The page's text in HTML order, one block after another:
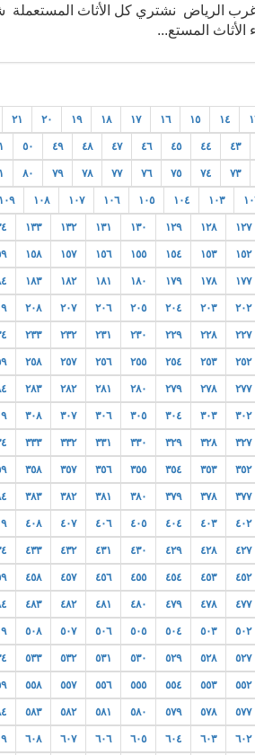
الرياض نشتري كل الأثاث المستعملة
المستع...
١٤ ١٥ ١٦ ١٧ ١٨ ١٩ ٢٠ ٢١
٤٣ ٤٤ ٤٥ ٤٦ ٤٧ ٤٨ ٤٩ ٥٠
٧٣ ٧٤ ٧٥ ٧٦ ٧٧ ٧٨ ٧٩ ٨٠
١٠٣ ١٠٤ ١٠٥ ١٠٦ ١٠٧ ١٠٨ ١٠٩
١٢٧ ١٢٨ ١٢٩ ١٣٠ ١٣١ ١٣٢ ١٣٣
١٥٢ ١٥٣ ١٥٤ ١٥٥ ١٥٦ ١٥٧ ١٥٨
١٧٧ ١٧٨ ١٧٩ ١٨٠ ١٨١ ١٨٢ ١٨٣
٢٠٢ ٢٠٣ ٢٠٤ ٢٠٥ ٢٠٦ ٢٠٧ ٢٠٨
٢٢٧ ٢٢٨ ٢٢٩ ٢٣٠ ٢٣١ ٢٣٢ ٢٣٣
٢٥٢ ٢٥٣ ٢٥٤ ٢٥٥ ٢٥٦ ٢٥٧ ٢٥٨
٢٧٧ ٢٧٨ ٢٧٩ ٢٨٠ ٢٨١ ٢٨٢ ٢٨٣
٣٠٢ ٣٠٣ ٣٠٤ ٣٠٥ ٣٠٦ ٣٠٧ ٣٠٨
٣٢٧ ٣٢٨ ٣٢٩ ٣٣٠ ٣٣١ ٣٣٢ ٣٣٣
٣٥٢ ٣٥٣ ٣٥٤ ٣٥٥ ٣٥٦ ٣٥٧ ٣٥٨
٣٧٧ ٣٧٨ ٣٧٩ ٣٨٠ ٣٨١ ٣٨٢ ٣٨٣
٤٠٢ ٤٠٣ ٤٠٤ ٤٠٥ ٤٠٦ ٤٠٧ ٤٠٨
٤٢٧ ٤٢٨ ٤٢٩ ٤٣٠ ٤٣١ ٤٣٢ ٤٣٣
٤٥٢ ٤٥٣ ٤٥٤ ٤٥٥ ٤٥٦ ٤٥٧ ٤٥٨
٤٧٧ ٤٧٨ ٤٧٩ ٤٨٠ ٤٨١ ٤٨٢ ٤٨٣
٥٠٢ ٥٠٣ ٥٠٤ ٥٠٥ ٥٠٦ ٥٠٧ ٥٠٨
٥٢٧ ٥٢٨ ٥٢٩ ٥٣٠ ٥٣١ ٥٣٢ ٥٣٣
٥٥٢ ٥٥٣ ٥٥٤ ٥٥٥ ٥٥٦ ٥٥٧ ٥٥٨
٥٧٧ ٥٧٨ ٥٧٩ ٥٨٠ ٥٨١ ٥٨٢ ٥٨٣
٦٠٢ ٦٠٣ ٦٠٤ ٦٠٥ ٦٠٦ ٦٠٧ ٦٠٨